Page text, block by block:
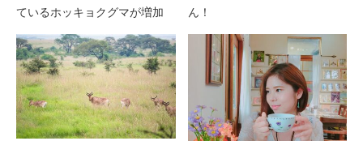
ているホッキョクグマが増加
ん！